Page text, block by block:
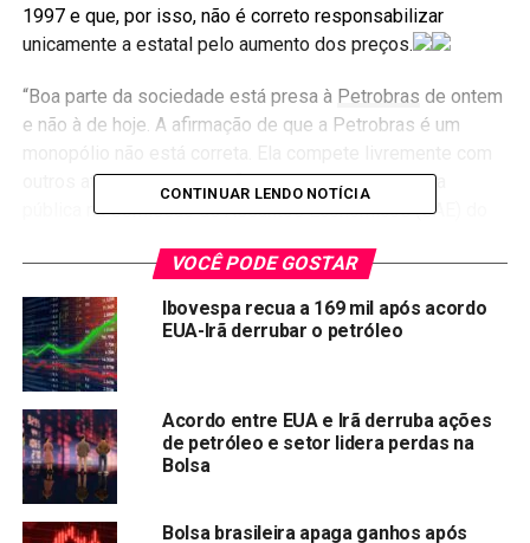
1997 e que, por isso, não é correto responsabilizar
unicamente a estatal pelo aumento dos preços.
“Boa parte da sociedade está presa à Petrobras de ontem
e não à de hoje. A afirmação de que a Petrobras é um
outros atores do mercado“, disse durante audiência
pública na Comissão de Assuntos Econômicos (CAE) do
pelo diesel e a gasolina aos senadores, Silva e Luna
disse que a estatal responde por apenas uma fração dos
preços do combustível no Brasil. Ele lembrou aos
senadores que empresas importadoras têm participação
no mercado e na formação de preços. Entre exemplos de
grandes importadoras de diesel e gasolina, ele citou Vibra,
Ipiranga, Raízen e a Atem.
CONTINUAR LENDO NOTÍCIA
VOCÊ PODE GOSTAR
Ibovespa recua a 169 mil após acordo
EUA-Irã derrubar o petróleo
Acordo entre EUA e Irã derruba ações
de petróleo e setor lidera perdas na
Bolsa
Bolsa brasileira apaga ganhos após